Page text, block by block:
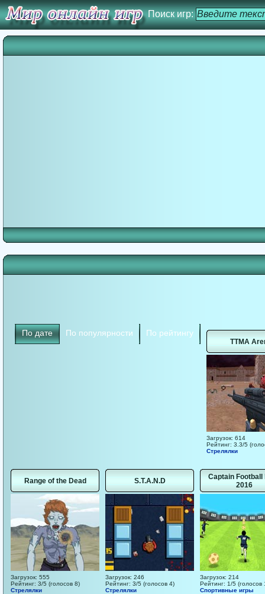
Поиск игр:
По дате По популярности По рейтингу
TTMA
Загрузок: 614
Рейтинг: 3.3/5
Стрелялки
Range of the Dead
Загрузок: 555
Рейтинг: 3/5 (голосов 8)
Стрелялки
S.T.A.N.D
Загрузок: 246
Рейтинг: 3/5 (голосов 4)
Стрелялки
Captain Football
2016
Загрузок: 214
Рейтинг: 1/5 (голосов
Спортивные игры